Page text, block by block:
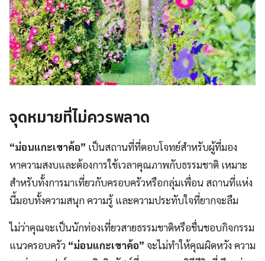
จุดหมายที่ไม่ควรพลาด
“ม่อนแกะเขาค้อ” เป็นสถานที่ที่ตอบโจทย์สำหรับผู้ที่มอง
หาความสงบและต้องการใช้เวลาคุณภาพกับธรรมชาติ เหมาะ
สำหรับทั้งการมาเที่ยวกับครอบครัวหรือกลุ่มเพื่อน สถานที่แห่ง
นี้มอบทั้งความสนุก ความรู้ และความประทับใจที่ยากจะลืม
ไม่ว่าคุณจะเป็นนักท่องเที่ยวสายธรรมชาติหรือชื่นชอบกิจกรรม
แนวครอบครัว “ม่อนแกะเขาค้อ” จะไม่ทำให้คุณผิดหวัง ความ